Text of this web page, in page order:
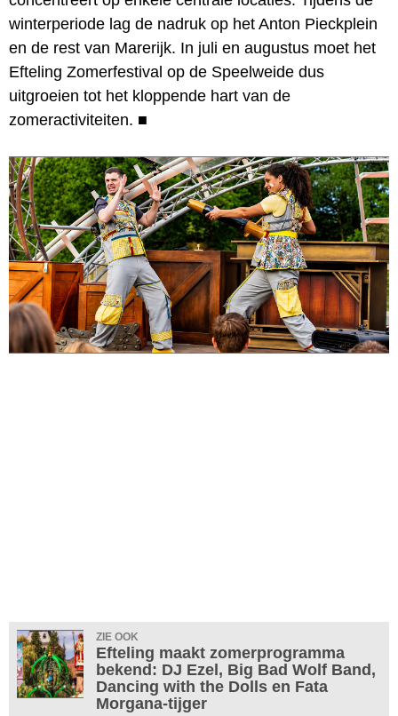
winterperiode lag de nadruk op het Anton Pieckplein
en de rest van Marerijk. In juli en augustus moet het
Efteling Zomerfestival op de Speelweide dus
uitgroeien tot het kloppende hart van de
zomeractiviteiten. ■
ZIE OOK
Efteling maakt zomerprogramma
bekend: DJ Ezel, Big Bad Wolf Band,
Dancing with the Dolls en Fata
Morgana-tijger